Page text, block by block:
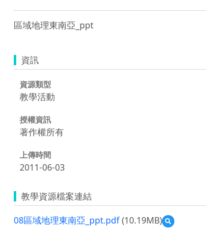
區域地理東南亞_ppt
資訊
資源類型
教學活動
授權資訊
著作權所有
上傳時間
2011-06-03
教學資源檔案連結
08區域地理東南亞_ppt.pdf(10.19MB)
預
覽